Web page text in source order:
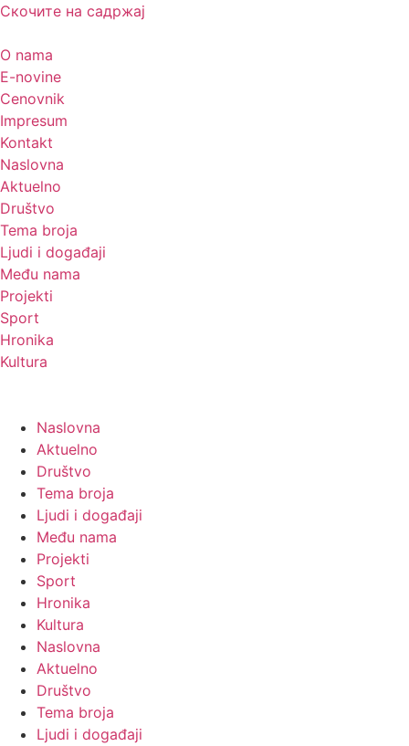
Скочите на садржај
O nama
E-novine
Cenovnik
Impresum
Kontakt
Naslovna
Aktuelno
Društvo
Tema broja
Ljudi i događaji
Među nama
Projekti
Sport
Hronika
Kultura
Naslovna
Aktuelno
Društvo
Tema broja
Ljudi i događaji
Među nama
Projekti
Sport
Hronika
Kultura
Naslovna
Aktuelno
Društvo
Tema broja
Ljudi i događaji